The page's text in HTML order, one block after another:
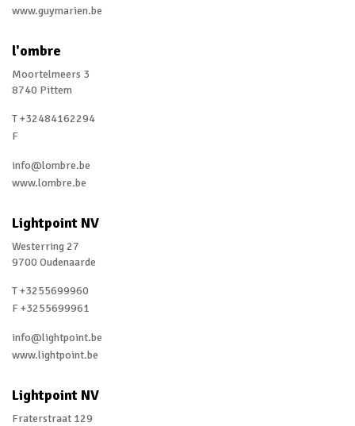
www.guymarien.be
l'ombre
Moortelmeers 3
8740 Pittem
T +32484162294
F
info@lombre.be
www.lombre.be
Lightpoint NV
Westerring 27
9700 Oudenaarde
T +3255699960
F +3255699961
info@lightpoint.be
www.lightpoint.be
Lightpoint NV
Fraterstraat 129